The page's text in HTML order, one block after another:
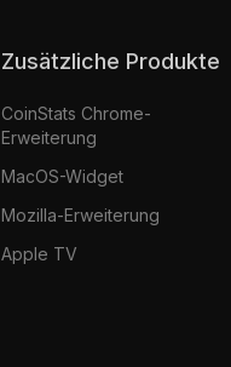
Zusätzliche Produkte
CoinStats Chrome-
Erweiterung
MacOS-Widget
Mozilla-Erweiterung
Apple TV